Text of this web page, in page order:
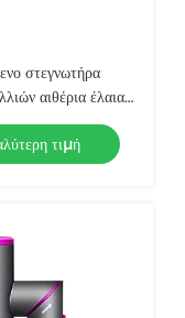
στεγνωτήρα
αιθέρια έλαια
τεχνολογία
τιμή